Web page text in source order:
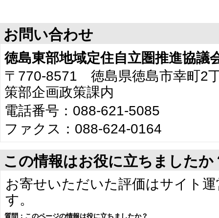
お問い合わせ
徳島東部地域定住自立圏推進協議
〒770-8571 徳島県徳島市幸町2
策部企画政策課内
電話番号：088-621-5085
ファクス：088-624-0164
この情報はお役に立ちましたか
お寄せいただいた評価はサイト
す。
質問：このページの情報は役に立ちましたか？